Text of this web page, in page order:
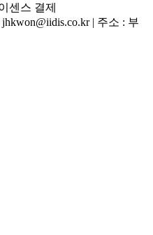
센스 결제
| 주소 : 부